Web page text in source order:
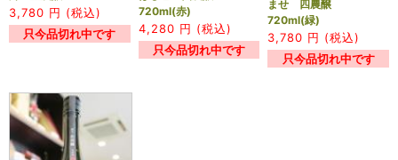
3,780 円 (税込)
只今品切れ中です
720ml(赤)
4,280 円 (税込)
只今品切れ中です
ませ 四農醸
720ml(緑)
3,780 円 (税込)
只今品切れ中です